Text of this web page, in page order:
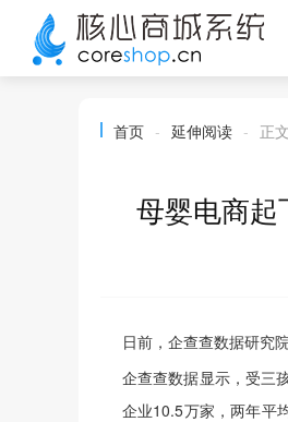
首页 - 延伸阅读 - 正文
母婴电商
日前，企查查数据研究
企查查数据显示，受三
企业10.5万家，两年平